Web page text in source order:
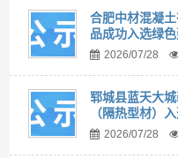
合肥中材混凝
品成功入选绿
2026/07/28
郓城县蓝天大
（隔热型材）
2026/07/28